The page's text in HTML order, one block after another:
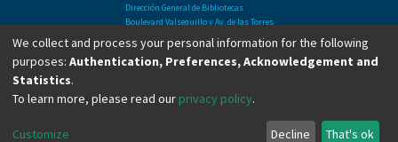
Dirección General de Bibliotecas
Boulevard Valsequillo y Av. de las Torres
Ciudad Universitaria. Col. San Manuel
C.P. 72570
Teléfono +52 (222) 2295500 Ext 2901
Copyright © Dirección General de Bibliotecas - BUAP 2024. All right reserved.
We collect and process your personal information for the following
purposes: Authentication, Preferences, Acknowledgement and
Statistics.
To learn more, please read our privacy policy.
Customize Decline That's ok